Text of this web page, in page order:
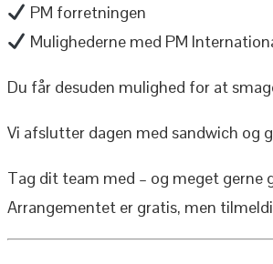
PM forretningen
Mulighederne med PM
Du får desuden mulighed for at
Vi afslutter dagen med sandwich og
Tag dit team med – og meget gerne
Arrangementet er gratis, men